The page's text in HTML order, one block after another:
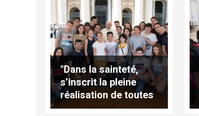
"Dans la sainteté,
s’inscrit la pleine
réalisation de toutes
les aspirations du